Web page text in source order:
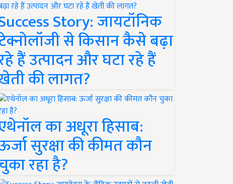
Story: जायटॉनिक
से किसान कैसे बढ़ा
हैं उत्पादन और घटा रहे हैं
की लागत?
का अधूरा हिसाब:
सुरक्षा की कीमत कौन
रहा है?